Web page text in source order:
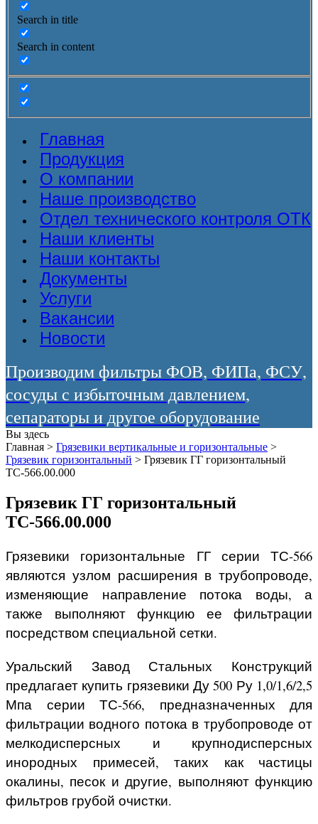
Search in title
Search in content
Главная
Продукция
О компании
Наше производство
Отдел технического контроля ОТК
Наши клиенты
Наши контакты
Документы
Услуги
Вакансии
Новости
Производим фильтры ФОВ, ФИПа, ФСУ,
сосуды с избыточным давлением,
сепараторы и другое оборудование
Вы здесь
Главная > Грязевики вертикальные и горизонтальные >
Грязевик горизонтальный > Грязевик ГГ горизонтальный
ТС-566.00.000
Грязевик ГГ горизонтальный
ТС-566.00.000
Грязевики горизонтальные ГГ серии ТС-566
являются узлом расширения в трубопроводе,
изменяющие направление потока воды, а
также выполняют функцию ее фильтрации
посредством специальной сетки.
Уральский Завод Стальных Конструкций
предлагает купить грязевики Ду 500 Ру 1,0/1,6/2,5
Мпа серии ТС-566, предназначенных для
фильтрации водного потока в трубопроводе от
мелкодисперсных и крупнодисперсных
инородных примесей, таких как частицы
окалины, песок и другие, выполняют функцию
фильтров грубой очистки.